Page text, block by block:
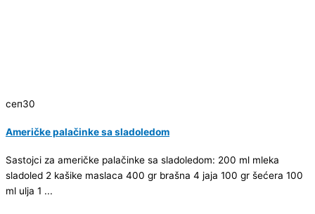
сеп30
Američke palačinke sa sladoledom
Sastojci za američke palačinke sa sladoledom: 200 ml mleka
sladoled 2 kašike maslaca 400 gr brašna 4 jaja 100 gr šećera 100
ml ulja 1 ...